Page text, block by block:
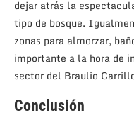
dejar atrás la
tipo de bosque.
zonas para almorzar,
importante a la hora de
sector del Braulio
Conclusión